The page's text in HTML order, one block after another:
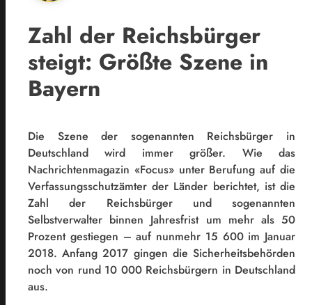
Zahl der Reichsbürger
steigt: Größte Szene in
Bayern
Die Szene der sogenannten Reichsbürger in
Deutschland wird immer größer. Wie das
Nachrichtenmagazin «Focus» unter Berufung auf die
Verfassungsschutzämter der Länder berichtet, ist die
Zahl der Reichsbürger und sogenannten
Selbstverwalter binnen Jahresfrist um mehr als 50
Prozent gestiegen – auf nunmehr 15 600 im Januar
2018. Anfang 2017 gingen die Sicherheitsbehörden
noch von rund 10 000 Reichsbürgern in Deutschland
aus.